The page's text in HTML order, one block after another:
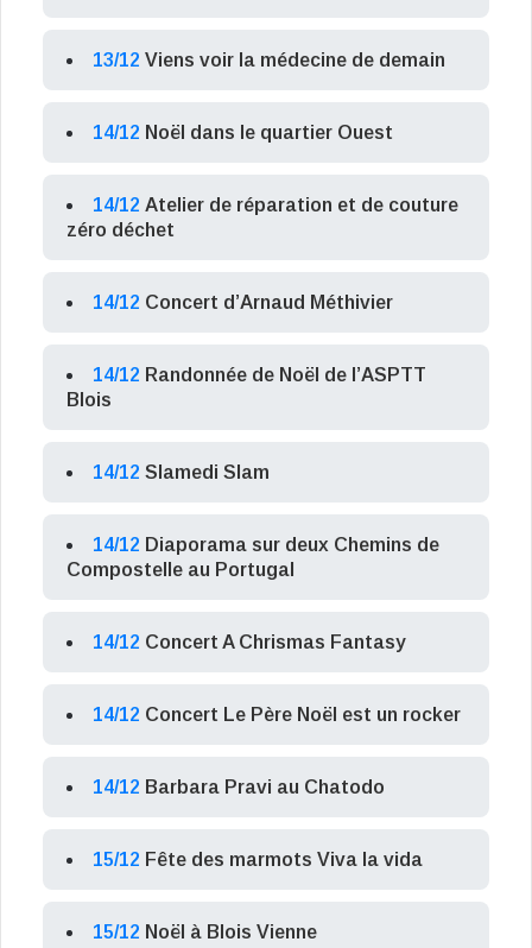
13/12 Viens voir la médecine de demain
14/12 Noël dans le quartier Ouest
14/12 Atelier de réparation et de couture
zéro déchet
14/12 Concert d’Arnaud Méthivier
14/12 Randonnée de Noël de l’ASPTT
Blois
14/12 Slamedi Slam
14/12 Diaporama sur deux Chemins de
Compostelle au Portugal
14/12 Concert A Chrismas Fantasy
14/12 Concert Le Père Noël est un rocker
14/12 Barbara Pravi au Chatodo
15/12 Fête des marmots Viva la vida
15/12 Noël à Blois Vienne